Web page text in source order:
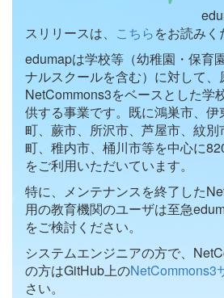
スリリースは、 こちらをお読みく
edumapは学校等（幼稚園・保育
ナルスクールを含む）に対して、
NetCommons3をベースとした学
供する事業です。既に鴻巣市、
町、蕨市、所沢市、芦屋市、紋
町、稚内市、桶川市等を中心に
をご利用いただいています。
特に、メンテナンスを終了した
用の教育機関のユーザは至急
をご検討ください。
システムエンジニアの方で、
の方はGitHub上のNetCommons3
さい。